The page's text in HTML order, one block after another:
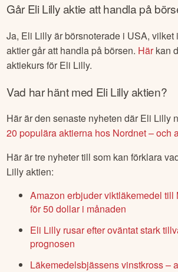
GårEli Lillyaktie att handla på
Ja, Eli Lillyär börsnoterade i USA, vilket
aktier går att handla på börsen. Härkan
aktiekurs för Eli Lilly.
Vad har hänt med Eli Lillyaktien?
Här är den senaste nyheten där Eli Lilly
20 populära aktierna hos Nordnet – och
Här är tre nyheter till som kan förklara
Lillyaktien:
Amazon erbjuder viktläkemedel till
för 50 dollar i månaden
Eli Lilly rusar efter oväntat stark
prognosen
Läkemedelsbjässens vinstkross –